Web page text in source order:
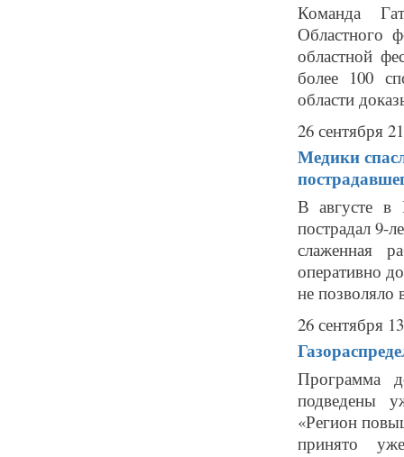
Команда
Областного
областной
более 100
области
26 сентября
Медики
В августе в
пострадал 9-
слаженная
оперативно
не позволяло
26 сентября
Программа
подведены
«Регион
принято